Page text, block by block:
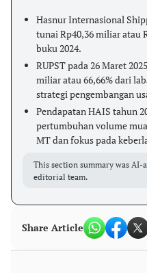
Hasnur Internasional
tunai Rp40,36 miliar atau
buku 2024.
RUPST pada 26 Maret
miliar atau 66,66% dari
strategi pengembangan
Pendapatan HAIS tahun
pertumbuhan volume
MT dan fokus pada
This section summary was AI-
editorial team.
Share Article